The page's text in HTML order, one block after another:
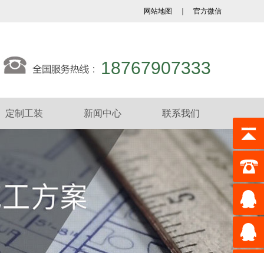
网站地图 官方微信
18767907333
定制工装 新闻中心 联系我们